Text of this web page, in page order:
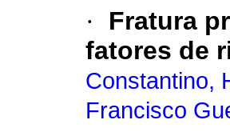
·
Fratura
fatores de
Constantino,
Francisco